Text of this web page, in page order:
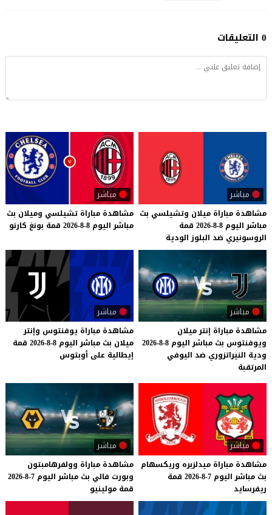
0 التعليقات
مباشر
مشاهدة مباراة ميلان وتشيلسي بث
مباشر اليوم 8-8-2026
قمة
الروسونيري ضد البلوز الودية
مباشر
مشاهدة مباراة تشيلسي وميلان بث
مباشر اليوم 8-8-2026 قمة بونغ كارنو
مباشر
مشاهدة مباراة إنتر ميلان
ويوفنتوس بث مباشر اليوم 8-8-2026
ودية النيراتزوري ضد اليوفي
المرتقبة
مباشر
مشاهدة مباراة يوفنتوس وإنتر
ميلان بث مباشر اليوم 8-8-2026
قمة
إيطالية على أوبتوس
مباشر
مشاهدة مباراة ميدلزبره وريكسهام
بث مباشر اليوم 7-8-2026
قمة
ريفرسايد
مباشر
مشاهدة مباراة وولفرهامبتون
وبورت فالي بث مباشر اليوم 7-8-2026
قمة مولينيو